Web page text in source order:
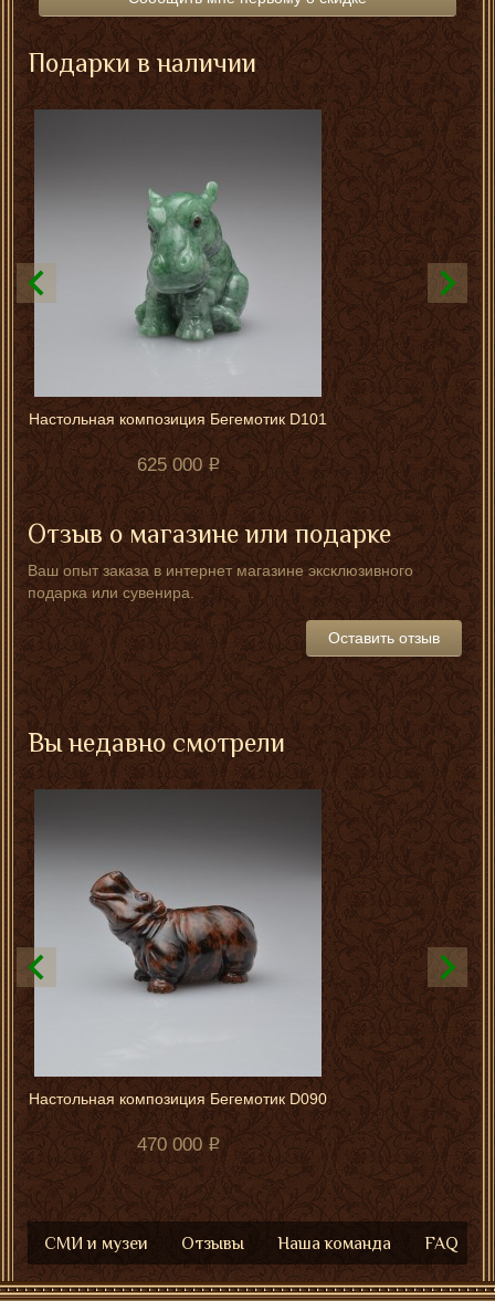
Подарки в наличии
Настольная композиция Бегемотик D101
625 000
Отзыв о магазине или подарке
Ваш опыт заказа в интернет магазине эксклюзивного
подарка или сувенира.
Оставить отзыв
Вы недавно смотрели
Настольная композиция Бегемотик D090
470 000
СМИ и музеи Отзывы Наша команда FAQ